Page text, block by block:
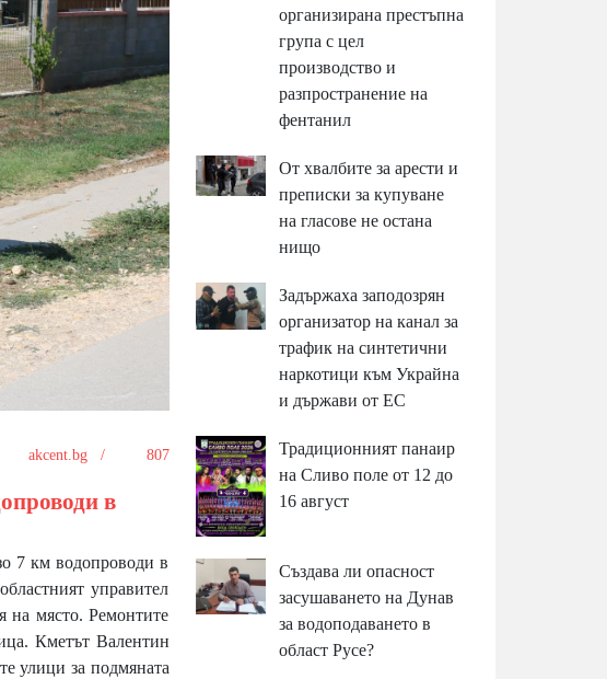
akcent.bg / 807
в
7 км водопроводи в
управител
на място. Ремонтите
Кметът Валентин
улици за подмяната
организирана престъпна
група с цел
производство и
разпространение на
фентанил
От хвалбите за арести и
преписки за купуване
на гласове не остана
нищо
Задържаха заподозрян
организатор на канал за
трафик на синтетични
наркотици към Украйна
и държави от ЕС
Традиционният панаир
на Сливо поле от 12 до
16 август
Създава ли опасност
засушаването на Дунав
за водоподаването в
област Русе?